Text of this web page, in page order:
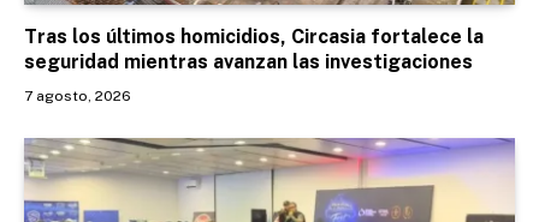
Tras los últimos homicidios, Circasia fortalece la
seguridad mientras avanzan las investigaciones
7 agosto, 2026